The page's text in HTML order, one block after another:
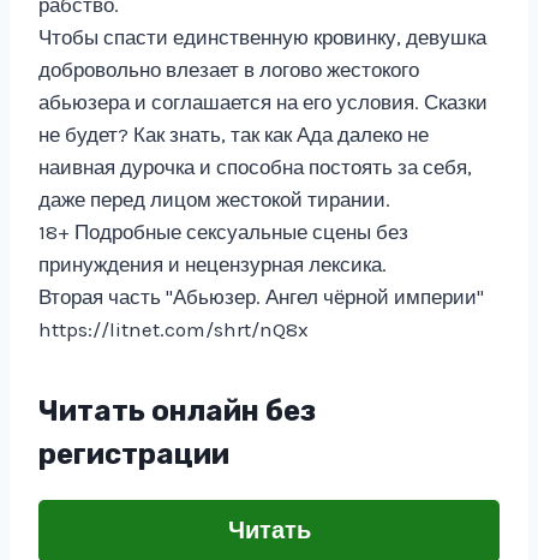
рабство.
Чтобы спасти единственную кровинку, девушка
добровольно влезает в логово жестокого
абьюзера и соглашается на его условия. Сказки
не будет? Как знать, так как Ада далеко не
наивная дурочка и способна постоять за себя,
даже перед лицом жестокой тирании.
18+ Подробные сексуальные сцены без
принуждения и нецензурная лексика.
Вторая часть "Абьюзер. Ангел чёрной империи"
https://litnet.com/shrt/nQ8x
Читать онлайн без
регистрации
Читать